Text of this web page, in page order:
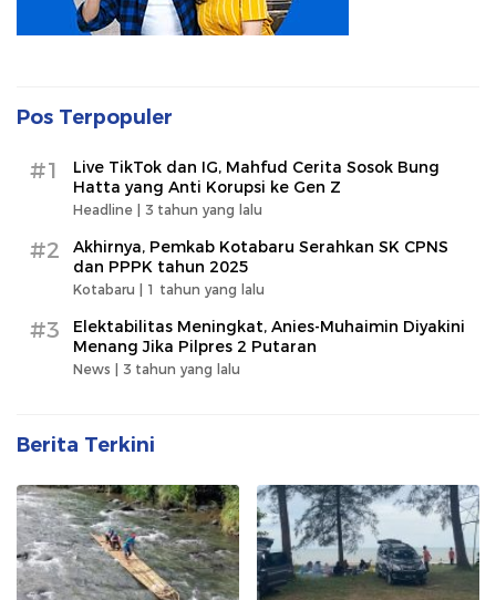
Pos Terpopuler
#1
Live TikTok dan IG, Mahfud Cerita Sosok Bung
Hatta yang Anti Korupsi ke Gen Z
Headline | 3 tahun yang lalu
#2
Akhirnya, Pemkab Kotabaru Serahkan SK CPNS
dan PPPK tahun 2025
Kotabaru | 1 tahun yang lalu
#3
Elektabilitas Meningkat, Anies-Muhaimin Diyakini
Menang Jika Pilpres 2 Putaran
News | 3 tahun yang lalu
Berita Terkini